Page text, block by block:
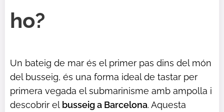
ho?
Un bateig de mar és el primer pas dins del món
del busseig, és una forma ideal de tastar per
primera vegada el submarinisme amb ampolla i
descobrir el busseig a Barcelona. Aquesta